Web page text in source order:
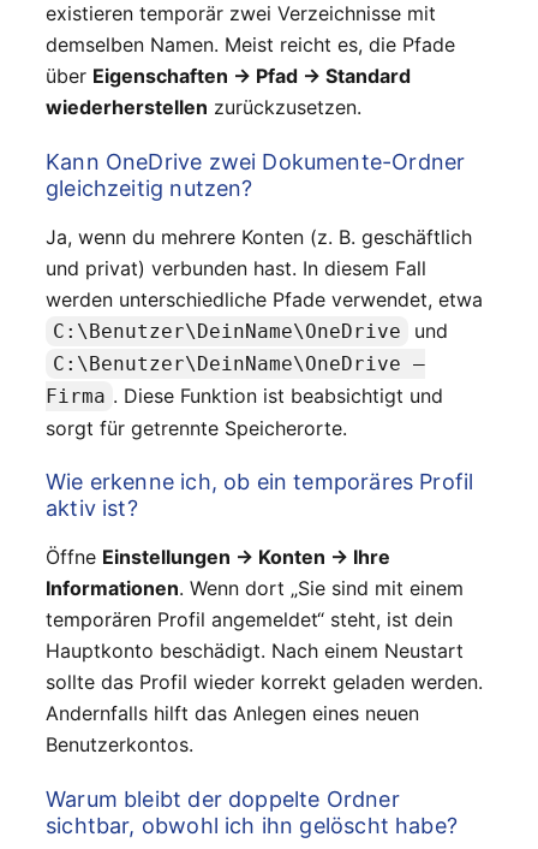
existieren temporär zwei Verzeichnisse mit
demselben Namen. Meist reicht es, die Pfade
über Eigenschaften → Pfad → Standard
wiederherstellen zurückzusetzen.
Kann OneDrive zwei Dokumente-Ordner
gleichzeitig nutzen?
Ja, wenn du mehrere Konten (z. B. geschäftlich
und privat) verbunden hast. In diesem Fall
werden unterschiedliche Pfade verwendet, etwa
C:\Benutzer\DeinName\OneDrive und
C:\Benutzer\DeinName\OneDrive –
Firma . Diese Funktion ist beabsichtigt und
sorgt für getrennte Speicherorte.
Wie erkenne ich, ob ein temporäres Profil
aktiv ist?
Öffne Einstellungen → Konten → Ihre
Informationen. Wenn dort „Sie sind mit einem
temporären Profil angemeldet“ steht, ist dein
Hauptkonto beschädigt. Nach einem Neustart
sollte das Profil wieder korrekt geladen werden.
Andernfalls hilft das Anlegen eines neuen
Benutzerkontos.
Warum bleibt der doppelte Ordner
sichtbar, obwohl ich ihn gelöscht habe?